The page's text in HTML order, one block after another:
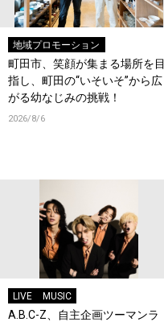
地域プロモーション
町田市、笑顔が集まる場所を目
指し、町田の“いそいそ”から広
がる幼なじみの挑戦！
2026/8/6
LIVE MUSIC
A.B.C-Z、自主企画ツーマンラ